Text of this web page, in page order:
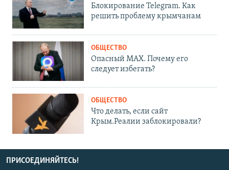
Блокирование Telegram. Как
решить проблему крымчанам
ОБЩЕСТВО
Опасный MAX. Почему его
следует избегать?
ОБЩЕСТВО
Что делать, если сайт
Крым.Реалии заблокировали?
ПРИСОЕДИНЯЙТЕСЬ!